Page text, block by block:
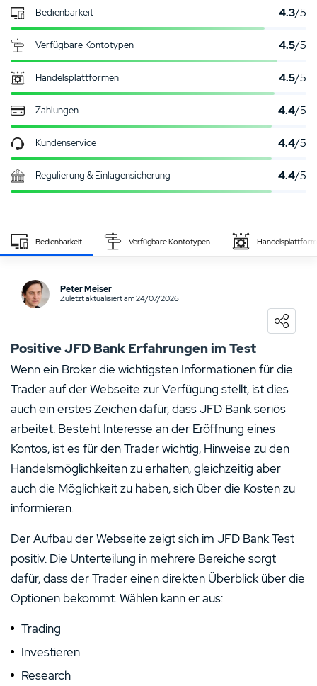
Bedienbarkeit 4.3/5
Verfügbare Kontotypen 4.5/5
Handelsplattformen 4.5/5
Zahlungen 4.4/5
Kundenservice 4.4/5
Regulierung & Einlagensicherung 4.4/5
NUTZER BEWERTUNG
4 Sterne
3 Sterne
1 Stern
Bedienbarkeit Verfügbare Kontotypen
Peter Meiser
Zuletzt aktualisiert am 24/07/2026
Positive JFD Bank Erfahrungen im Test
Wenn ein Broker die wichtigsten Informationen für die
Trader auf der Webseite zur Verfügung stellt, ist dies
auch ein erstes Zeichen dafür, dass JFD Bank seriös
arbeitet. Besteht Interesse an der Eröffnung eines
Kontos, ist es für den Trader wichtig, Hinweise zu den
Handelsmöglichkeiten zu erhalten, gleichzeitig aber
auch die Möglichkeit zu haben, sich über die Kosten zu
informieren.
Der Aufbau der Webseite zeigt sich im JFD Bank Test
positiv. Die Unterteilung in mehrere Bereiche sorgt
dafür, dass der Trader einen direkten Überblick über die
Optionen bekommt. Wählen kann er aus:
Trading
Investieren
Research